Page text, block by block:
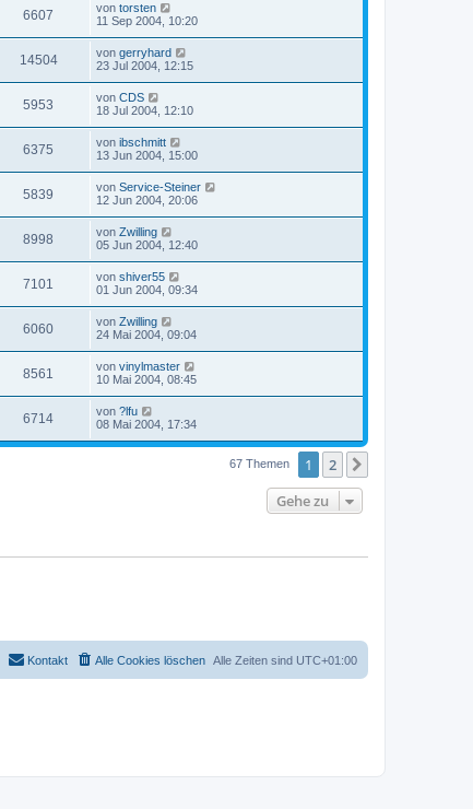
6607 von torsten
11 Sep 2004, 10:20
14504 von gerryhard
23 Jul 2004, 12:15
5953 von CDS
18 Jul 2004, 12:10
6375 von ibschmitt
13 Jun 2004, 15:00
5839 von Service-Steiner
12 Jun 2004, 20:06
8998 von Zwilling
05 Jun 2004, 12:40
7101 von shiver55
01 Jun 2004, 09:34
6060 von Zwilling
24 Mai 2004, 09:04
8561 von vinylmaster
10 Mai 2004, 08:45
6714 von ?lfu
08 Mai 2004, 17:34
67 Themen 1 2
Gehe zu
Alle Zeiten sind UTC+01:00
Alle Cookies löschen
Kontakt